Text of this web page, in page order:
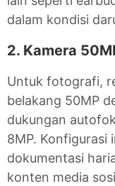
dalam kondisi
2. Kamera
Untuk fotografi,
belakang 50MP
dukungan
8MP. Konfigurasi
dokumentasi
konten media